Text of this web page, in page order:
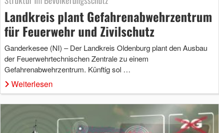
Landkreis plant Gefahrenabwehrzentrum
für Feuerwehr und Zivilschutz
Ganderkesee (NI) – Der Landkreis Oldenburg plant den Ausbau
der Feuerwehrtechnischen Zentrale zu einem
Gefahrenabwehrzentrum. Künftig sol …
Weiterlesen